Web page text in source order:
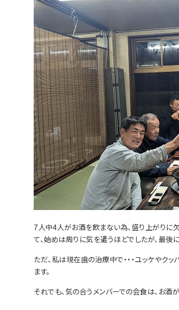
7人中4人がお酒を飲まない為、盛り上がりに
て、始めは周りに気を遣うほどでしたが、最後
ただ、私は現在歯の治療中で・・・ユッケや
ます。
それでも、気の合うメンバーでの会食は、お酒